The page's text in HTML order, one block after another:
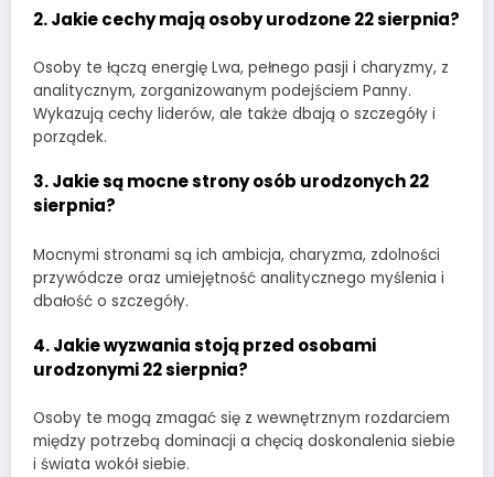
2. Jakie cechy mają osoby urodzone 22 sierpnia?
Osoby te łączą energię Lwa, pełnego pasji i charyzmy, z
analitycznym, zorganizowanym podejściem Panny.
Wykazują cechy liderów, ale także dbają o szczegóły i
porządek.
3. Jakie są mocne strony osób urodzonych 22
sierpnia?
Mocnymi stronami są ich ambicja, charyzma, zdolności
przywódcze oraz umiejętność analitycznego myślenia i
dbałość o szczegóły.
4. Jakie wyzwania stoją przed osobami
urodzonymi 22 sierpnia?
Osoby te mogą zmagać się z wewnętrznym rozdarciem
między potrzebą dominacji a chęcią doskonalenia siebie
i świata wokół siebie.